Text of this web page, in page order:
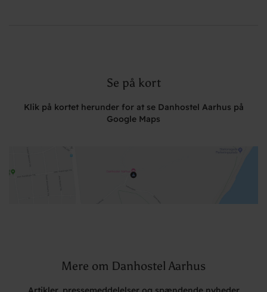
Se på kort
Klik på kortet herunder for at se Danhostel Aarhus på
Google Maps
Mere om Danhostel Aarhus